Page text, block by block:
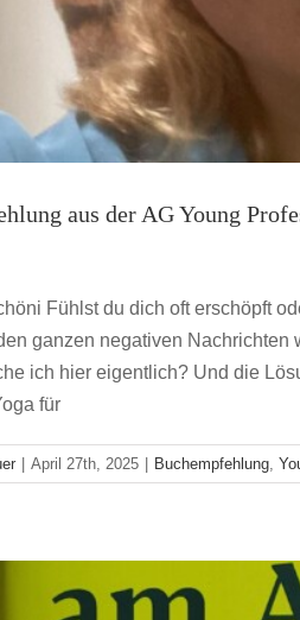
aus der AG Young
Fühlst du dich oft erschöpft
ganzen negativen
ich hier eigentlich? Und die
für
April 27th, 2025 Buchempfehlung
Wissen to Go: Trunk, Was ich